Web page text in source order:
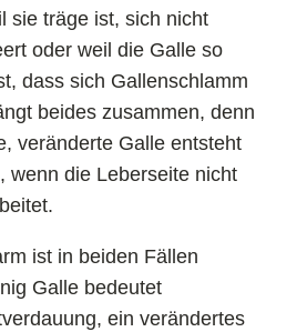
sie träge ist, sich nicht
oder weil die Galle so
dass sich Gallenschlamm
beides zusammen, denn
veränderte Galle entsteht
wenn die Leberseite nicht
ist in beiden Fällen
Galle bedeutet
ein verändertes